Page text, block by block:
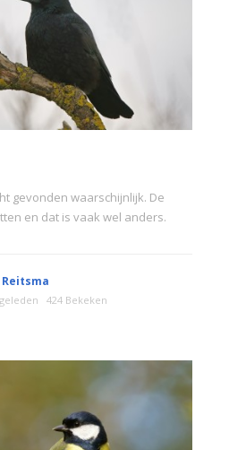
gevonden waarschijnlijk. De
en dat is vaak wel anders.
424 Bekeken